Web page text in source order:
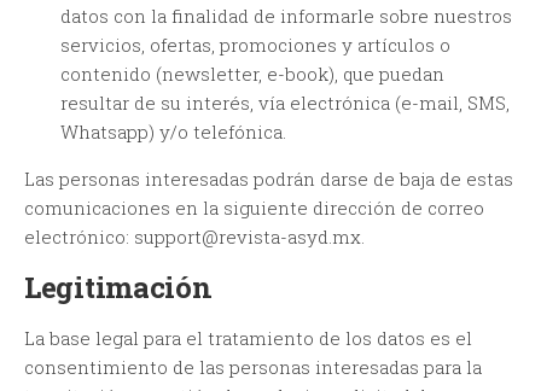
datos con la finalidad de informarle sobre nuestros
servicios, ofertas, promociones y artículos o
contenido (newsletter, e-book), que puedan
resultar de su interés, vía electrónica (e-mail, SMS,
Whatsapp) y/o telefónica.
Las personas interesadas podrán darse de baja de estas
comunicaciones en la siguiente dirección de correo
electrónico: support@revista-asyd.mx.
Legitimación
La base legal para el tratamiento de los datos es el
consentimiento de las personas interesadas para la